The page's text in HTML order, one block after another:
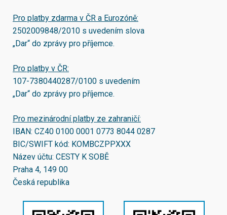
Pro platby zdarma v ČR a Eurozóně:
2502009848/2010 s uvedením slova
„Dar“ do zprávy pro příjemce.
Pro platby v ČR:
107-7380440287/0100 s uvedením
„Dar“ do zprávy pro příjemce.
Pro mezinárodní platby ze zahraničí:
IBAN: CZ40 0100 0001 0773 8044 0287
BIC/SWIFT kód: KOMBCZPPXXX
Název účtu: CESTY K SOBĚ
Praha 4, 149 00
Česká republika